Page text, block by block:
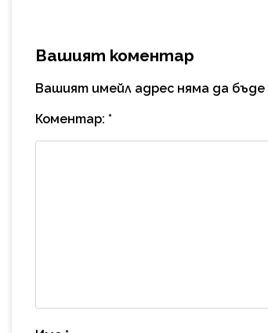
Вашият коментар
Вашият имейл адрес няма да бъде
Коментар: *